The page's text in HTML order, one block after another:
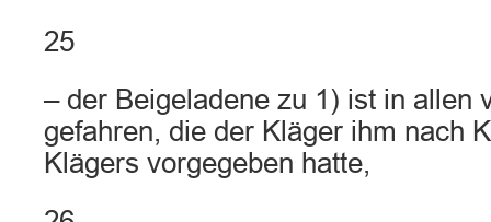
25
– der Beigeladene zu 1) ist in allen
gefahren, die der Kläger ihm nach
Klägers vorgegeben hatte,